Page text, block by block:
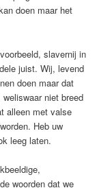
doen maar het
slavernij in
juist. Wij, levend
doen maar dat
niet breed
alleen met valse
Heb uw
leeg laten.
woorden dat we